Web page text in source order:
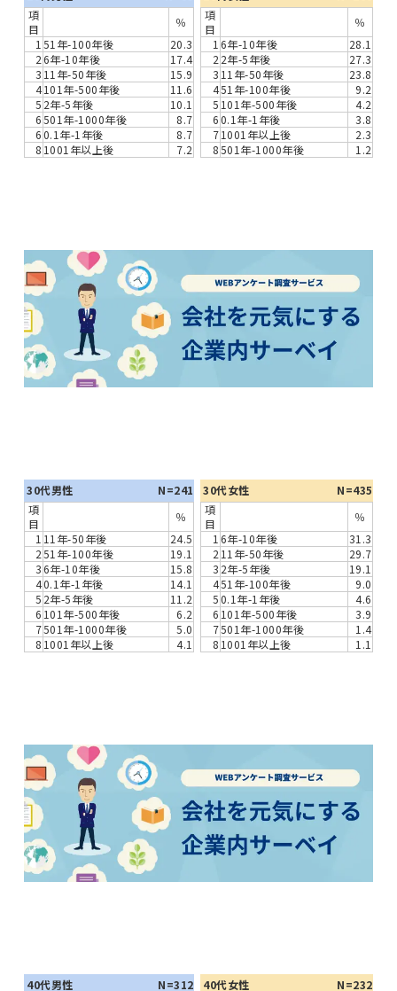
項
目
％
1 51年-100年後
20.3
26年-10年後
17.4
3 11年-50年後
15.9
4101年-500年後
11.6
5 2年-5年後
10.1
6501年-1000年後
8.7
60.1年-1年後
8.7
8 1001年以上後 7.2
項
目
％
1 6年-10年後
28.1
2 2年-5年後
27.3
3 11年-50年後
23.8
451年-100年後
9.2
5 101年-500年後
4.2
60.1年-1年後
3.8
71001年以上後
2.3
8501年-1000年後 1.2
30代男性 N=241 30代女性
N=435
項
目
％
1 11年-50年後
24.5
251年-100年後
19.1
36年-10年後
15.8
40.1年-1年後
14.1
5 2年-5年後
11.2
6 101年-500年後
6.2
7501年-1000年後
5.0
8 1001年以上後 4.1
項
目
％
1 6年-10年後
31.3
2 11年-50年後
29.7
3 2年-5年後
19.1
451年-100年後
9.0
50.1年-1年後
4.6
6 101年-500年後
3.9
7501年-1000年後
1.4
8 1001年以上後 1.1
40代男性 N=312 40代女性 N=232